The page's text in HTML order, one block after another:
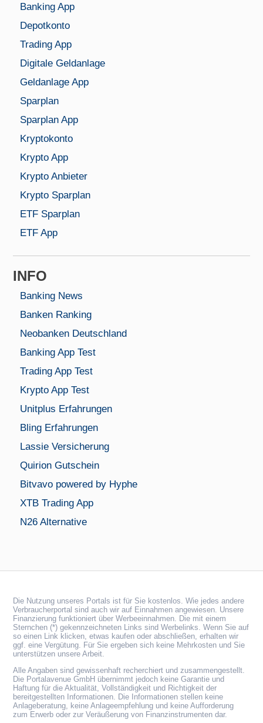
Banking App
Depotkonto
Trading App
Digitale Geldanlage
Geldanlage App
Sparplan
Sparplan App
Kryptokonto
Krypto App
Krypto Anbieter
Krypto Sparplan
ETF Sparplan
ETF App
INFO
Banking News
Banken Ranking
Neobanken Deutschland
Banking App Test
Trading App Test
Krypto App Test
Unitplus Erfahrungen
Bling Erfahrungen
Lassie Versicherung
Quirion Gutschein
Bitvavo powered by Hyphe
XTB Trading App
N26 Alternative
Die Nutzung unseres Portals ist für Sie kostenlos. Wie jedes andere
Verbraucherportal sind auch wir auf Einnahmen angewiesen. Unsere
Finanzierung funktioniert über Werbeeinnahmen. Die mit einem
Sternchen (*) gekennzeichneten Links sind Werbelinks. Wenn Sie auf
so einen Link klicken, etwas kaufen oder abschließen, erhalten wir
ggf. eine Vergütung. Für Sie ergeben sich keine Mehrkosten und Sie
unterstützen unsere Arbeit.
Alle Angaben sind gewissenhaft recherchiert und zusammengestellt.
Die Portalavenue GmbH übernimmt jedoch keine Garantie und
Haftung für die Aktualität, Vollständigkeit und Richtigkeit der
bereitgestellten Informationen. Die Informationen stellen keine
Anlageberatung, keine Anlageempfehlung und keine Aufforderung
zum Erwerb oder zur Veräußerung von Finanzinstrumenten dar.